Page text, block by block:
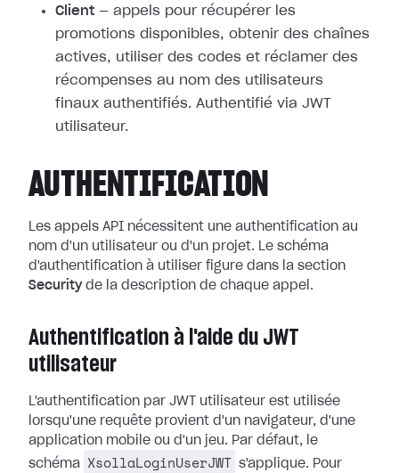
Client — appels pour récupérer les
promotions disponibles, obtenir des chaînes
actives, utiliser des codes et réclamer des
récompenses au nom des utilisateurs
finaux authentifiés. Authentifié via JWT
utilisateur.
AUTHENTIFICATION
Les appels API nécessitent une authentification au
nom d'un utilisateur ou d'un projet. Le schéma
d'authentification à utiliser figure dans la section
Securityde la description de chaque appel.
Authentification à l'aide du JWT
utilisateur
L'authentification par JWT utilisateur est utilisée
lorsqu'une requête provient d'un navigateur, d'une
application mobile ou d'un jeu. Par défaut, le
schéma
XsollaLoginUserJWT s'applique. Pour